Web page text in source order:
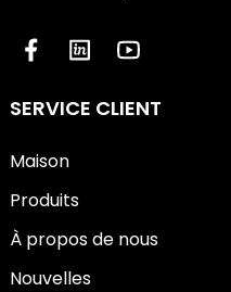
SERVICE CLIENT
Maison
Produits
À propos de nous
Nouvelles